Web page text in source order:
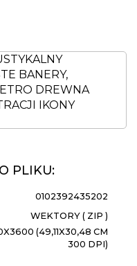
PLIKU:
0102392435202
WEKTORY ( ZIP )
(49,11X30,48 CM
300 DPI)